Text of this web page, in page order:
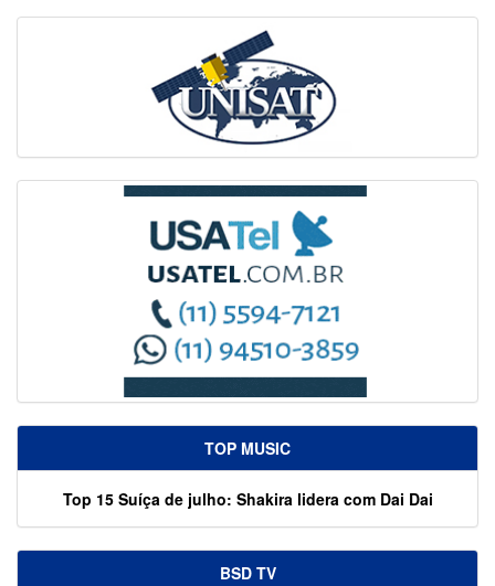
TOP MUSIC
Top 15 Suíça de julho: Shakira lidera com Dai Dai
BSD TV